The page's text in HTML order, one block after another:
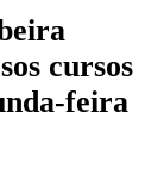
cursos
feira